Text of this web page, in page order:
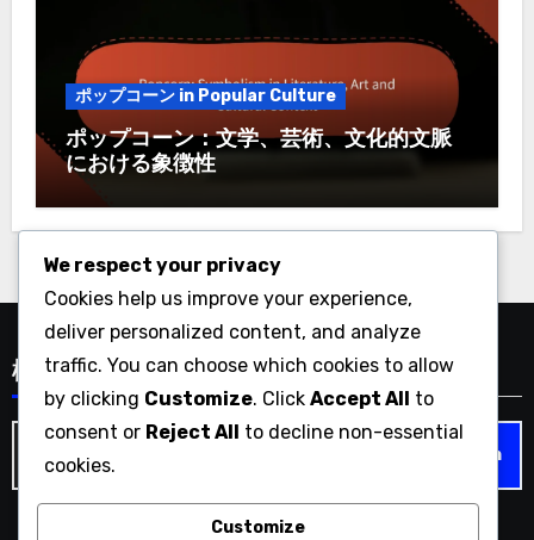
ポップコーン in Popular Culture
ポップコーン：文学、芸術、文化的文脈
における象徴性
検索
Search
We respect your privacy
Cookies help us improve your experience,
deliver personalized content, and analyze
traffic. You can choose which cookies to allow
by clicking Customize. Click Accept All to
consent or Reject All to decline non-essential
cookies.
Customize